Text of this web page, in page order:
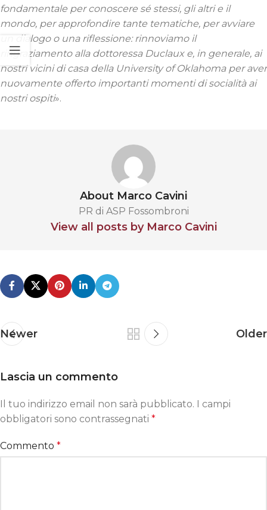
fondamentale per conoscere sé stessi, gli altri e il
mondo, per approfondire tante tematiche, per avviare
un dialogo o una riflessione: rinnoviamo il
ringraziamento alla dottoressa Duclaux e, in generale, ai
nostri vicini di casa della University of Oklahoma per aver
nuovamente offerto importanti momenti di socialità ai
nostri ospiti».
About Marco Cavini
PR di ASP Fossombroni
View all posts by Marco Cavini
Newer Older
Lascia un commento
Il tuo indirizzo email non sarà pubblicato. I campi
obbligatori sono contrassegnati *
Commento *